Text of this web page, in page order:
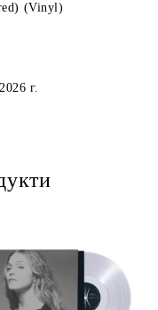
(Vinyl)
г.